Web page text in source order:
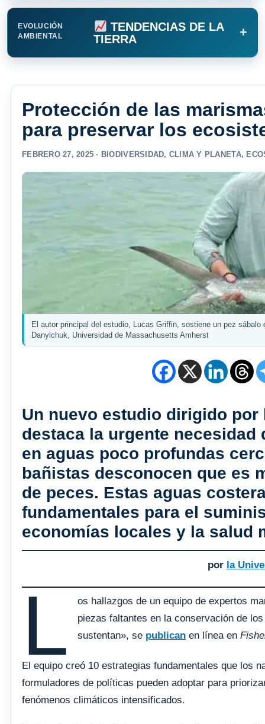
EVOLUCIÓN
AMBIENTAL
TENDENCIAS DE LA
TIERRA
+
Protección de las
para preservar los
FEBRERO 27, 2025 · BIODIVERSIDAD, CLIMA Y PLANETA,
El autor principal del estudio, Lucas Griffin, sostiene un pez
Danylchuk, Universidad de Massachusetts Amherst
Un nuevo estudio dirigido
destaca la urgente
en aguas poco profundas
bañistas desconocen que es
de peces. Estas aguas
fundamentales para el
economías locales y la salud
por la
L
os hallazgos de un equipo de expertos
piezas faltantes en la conservación de
sustentan», se publican en línea en
El equipo creó 10 estrategias fundamentales que los
formuladores de políticas pueden adoptar para
fenómenos climáticos intensificados.